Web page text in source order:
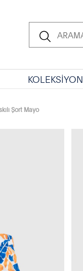
KOLEKSİYON
Şort Mayo